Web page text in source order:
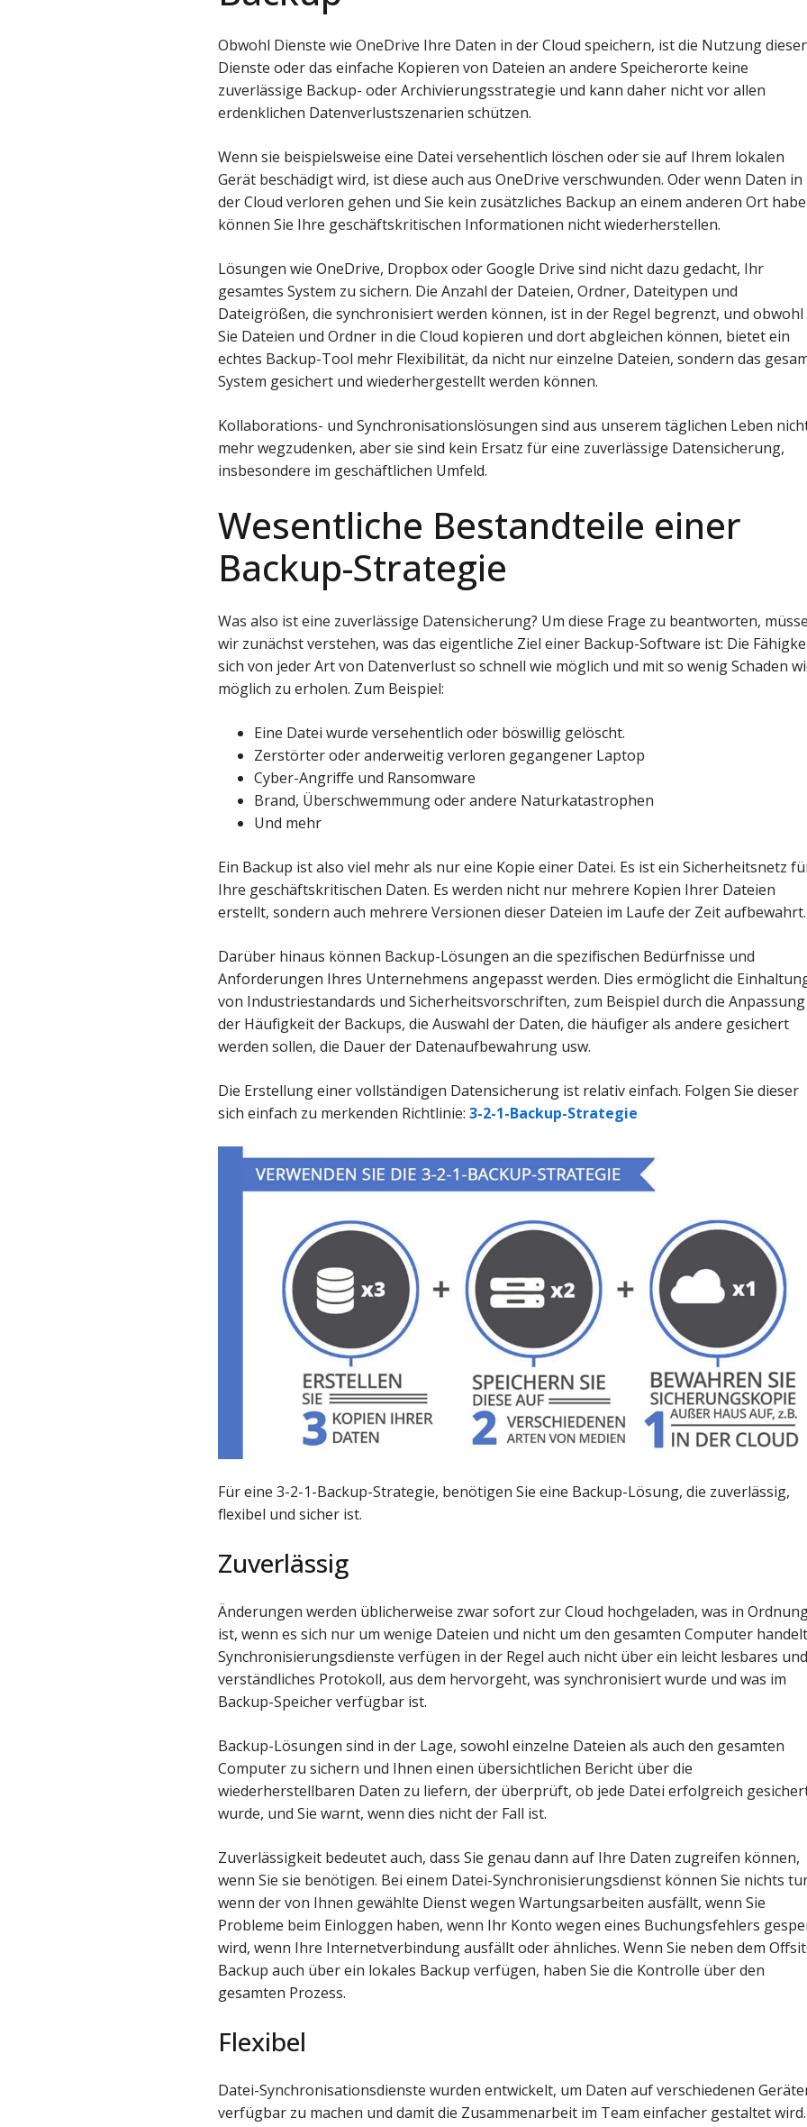
Obwohl Dienste wie OneDrive Ihre Daten in der Cloud speichern, ist die Nutzung dieser
Dienste oder das einfache Kopieren von Dateien an andere Speicherorte keine
zuverlässige Backup- oder Archivierungsstrategie und kann daher nicht vor allen
erdenklichen Datenverlustszenarien schützen.
Wenn sie beispielsweise eine Datei versehentlich löschen oder sie auf Ihrem lokalen
Gerät beschädigt wird, ist diese auch aus OneDrive verschwunden. Oder wenn Daten in
der Cloud verloren gehen und Sie kein zusätzliches Backup an einem anderen Ort
können Sie Ihre geschäftskritischen Informationen nicht wiederherstellen.
Lösungen wie OneDrive, Dropbox oder Google Drive sind nicht dazu gedacht, Ihr
gesamtes System zu sichern. Die Anzahl der Dateien, Ordner, Dateitypen und
Dateigrößen, die synchronisiert werden können, ist in der Regel begrenzt, und obwohl
Sie Dateien und Ordner in die Cloud kopieren und dort abgleichen können, bietet ein
echtes Backup-Tool mehr Flexibilität, da nicht nur einzelne Dateien, sondern das
System gesichert und wiederhergestellt werden können.
Kollaborations- und Synchronisationslösungen sind aus unserem täglichen Leben
mehr wegzudenken, aber sie sind kein Ersatz für eine zuverlässige Datensicherung,
insbesondere im geschäftlichen Umfeld.
Wesentliche Bestandteile einer
Backup-Strategie
Was also ist eine zuverlässige Datensicherung? Um diese Frage zu beantworten,
wir zunächst verstehen, was das eigentliche Ziel einer Backup-Software ist: Die
sich von jeder Art von Datenverlust so schnell wie möglich und mit so wenig Schaden
möglich zu erholen. Zum Beispiel:
Eine Datei wurde versehentlich oder böswillig gelöscht.
Zerstörter oder anderweitig verloren gegangener Laptop
Cyber-Angriffe und Ransomware
Brand, Überschwemmung oder andere Naturkatastrophen
Und mehr
Ein Backup ist also viel mehr als nur eine Kopie einer Datei. Es ist ein Sicherheitsnetz
Ihre geschäftskritischen Daten. Es werden nicht nur mehrere Kopien Ihrer Dateien
erstellt, sondern auch mehrere Versionen dieser Dateien im Laufe der Zeit aufbewahrt.
Darüber hinaus können Backup-Lösungen an die spezifischen Bedürfnisse und
Anforderungen Ihres Unternehmens angepasst werden. Dies ermöglicht die
von Industriestandards und Sicherheitsvorschriften, zum Beispiel durch die Anpassung
der Häufigkeit der Backups, die Auswahl der Daten, die häufiger als andere gesichert
werden sollen, die Dauer der Datenaufbewahrung usw.
Die Erstellung einer vollständigen Datensicherung ist relativ einfach. Folgen Sie dieser
sich einfach zu merkenden Richtlinie:3-2-1-Backup-Strategie
Für eine 3-2-1-Backup-Strategie, benötigen Sie eine Backup-Lösung, die zuverlässig,
flexibel und sicher ist.
Zuverlässig
Änderungen werden üblicherweise zwar sofort zur Cloud hochgeladen, was in
ist, wenn es sich nur um wenige Dateien und nicht um den gesamten Computer
Synchronisierungsdienste verfügen in der Regel auch nicht über ein leicht lesbares und
verständliches Protokoll, aus dem hervorgeht, was synchronisiert wurde und was im
Backup-Speicher verfügbar ist.
Backup-Lösungen sind in der Lage, sowohl einzelne Dateien als auch den gesamten
Computer zu sichern und Ihnen einen übersichtlichen Bericht über die
wiederherstellbaren Daten zu liefern, der überprüft, ob jede Datei erfolgreich
wurde, und Sie warnt, wenn dies nicht der Fall ist.
Zuverlässigkeit bedeutet auch, dass Sie genau dann auf Ihre Daten zugreifen können,
wenn Sie sie benötigen. Bei einem Datei-Synchronisierungsdienst können Sie nichts
wenn der von Ihnen gewählte Dienst wegen Wartungsarbeiten ausfällt, wenn Sie
Probleme beim Einloggen haben, wenn Ihr Konto wegen eines Buchungsfehlers
wird, wenn Ihre Internetverbindung ausfällt oder ähnliches. Wenn Sie neben dem
Backup auch über ein lokales Backup verfügen, haben Sie die Kontrolle über den
gesamten Prozess.
Flexibel
Datei-Synchronisationsdienste wurden entwickelt, um Daten auf verschiedenen
verfügbar zu machen und damit die Zusammenarbeit im Team einfacher gestaltet wird.